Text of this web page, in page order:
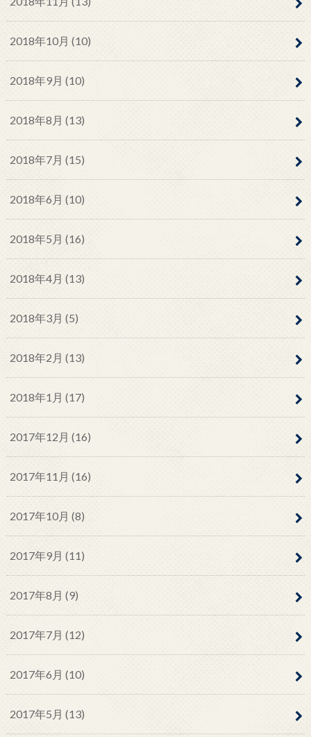
2018年10月 (10)
2018年9月 (10)
2018年8月 (13)
2018年7月 (15)
2018年6月 (10)
2018年5月 (16)
2018年4月 (13)
2018年3月 (5)
2018年2月 (13)
2018年1月 (17)
2017年12月 (16)
2017年11月 (16)
2017年10月 (8)
2017年9月 (11)
2017年8月 (9)
2017年7月 (12)
2017年6月 (10)
2017年5月 (13)